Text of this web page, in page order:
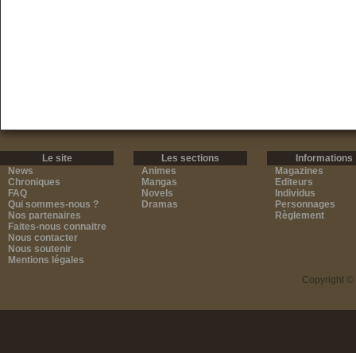
Le site
News
Chroniques
FAQ
Qui sommes-nous ?
Nos partenaires
Faites-nous connaitre
Nous contacter
Nous soutenir
Mentions légales
Les sections
Animes
Mangas
Novels
Dramas
Informations
Magazines
Editeurs
Individus
Personnages
Règlement
Copyright ©